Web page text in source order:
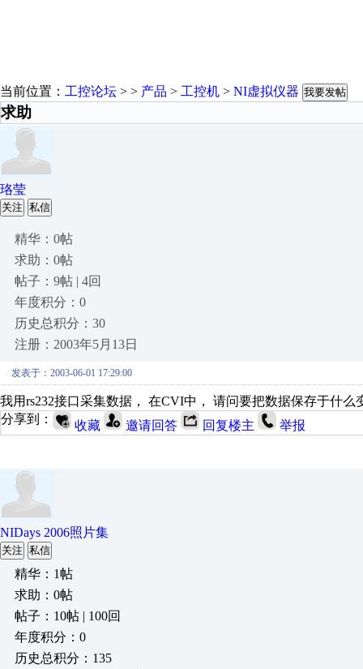
当前位置： 工控论坛 > > 产品 > 工控机 > NI虚拟仪器 我要发帖
求助
珞莹
关注 私信
精华：0帖
求助：0帖
帖子：9帖 | 4回
年度积分：0
历史总积分：30
注册：2003年5月13日
发表于：2003-06-01 17:29:00
我用rs232接口采集数据， 在CVI中， 请问要把数据保存于什么
分享到：
收藏 邀请回答 回复楼主 举报
NIDays 2006照片集
关注 私信
精华：1帖
求助：0帖
帖子：10帖 | 100回
年度积分：0
历史总积分：135